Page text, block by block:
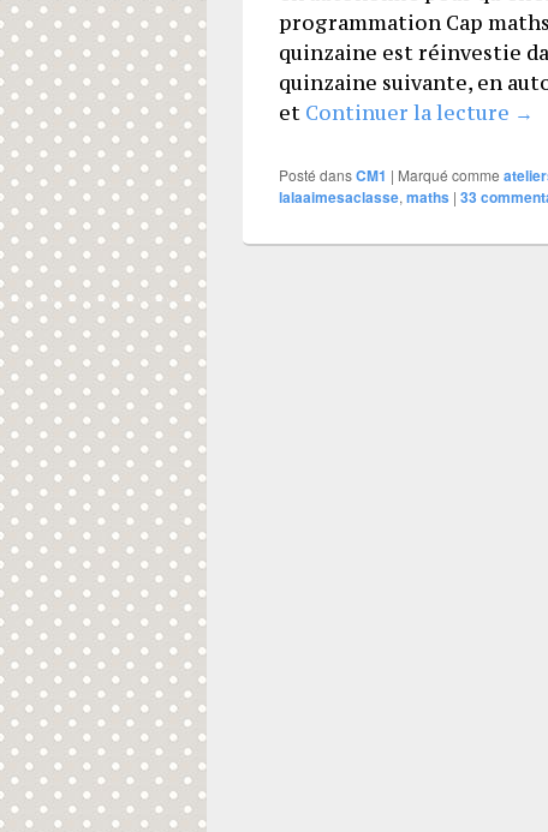
programmation Cap
quinzaine est réinvestie
quinzaine suivante, en
et Continuer la lecture →
Posté dansCM1 | Marqué comme
lalaaimesaclasse, maths | 33